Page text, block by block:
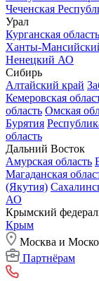
Чеченская
Урал
Курганская область
Ханты-
Ненецкий АО
Сибирь
Алтайский край
Кемеровская
область Омская
Бурятия
область
Дальний Восток
Амурская область
Магаданская
(Якутия)
АО
Крымский
Крым
Москва и
Партнёрам